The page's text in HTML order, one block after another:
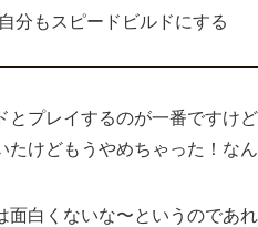
自分もスピードビルドにする
とプレイするのが一番ですけ
たけどもうやめちゃった！な
面白くないな〜というのであ